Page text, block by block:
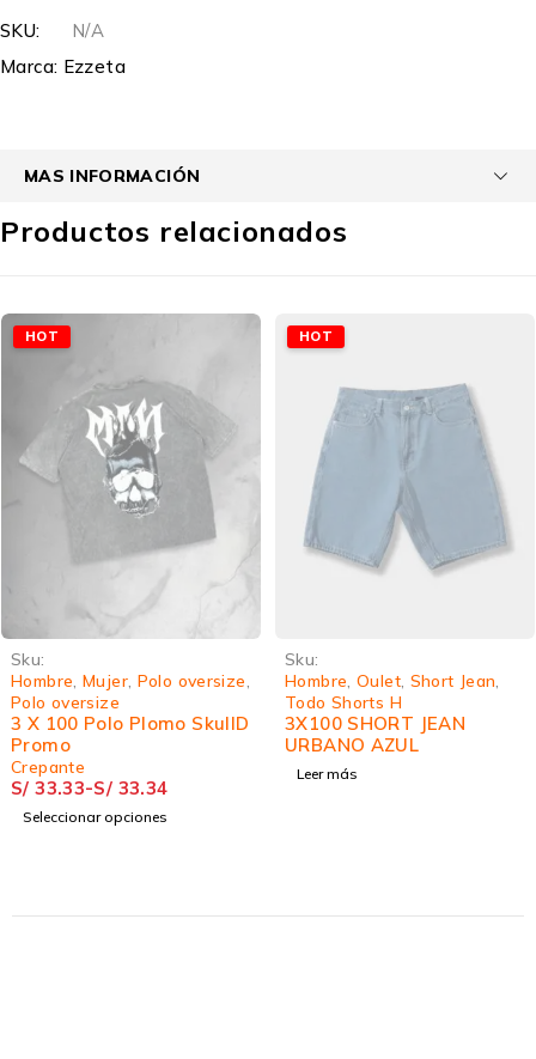
SKU:
N/A
Marca: Ezzeta
MAS INFORMACIÓN
Productos relacionados
HOT
Sku:
Hombre Mujer, Polo oversize
Polo oversize
3 X 100 Polo Plomo SkullD
Promo
Crepante
S/ 33.33-S/ 33.34
Seleccionar opciones
HOT
Sku:
Hombre Oulet, Short Jean
Todo Shorts H
3X100 SHORT JEAN
URBANO AZUL
Leer más